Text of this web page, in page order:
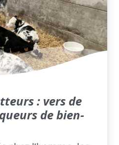
: vers de
de bien-